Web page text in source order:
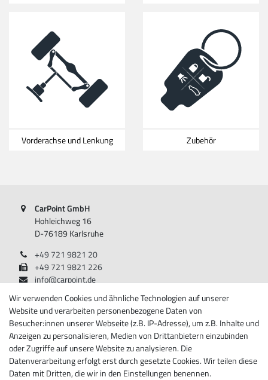
Vorderachse und Lenkung Zubehör
CarPoint GmbH
Hohleichweg 16
D-76189 Karlsruhe
+49 721 9821 20
+49 721 9821 226
info@carpoint.de
Informationen
Über Carpoint
Wir verwenden Cookies und ähnliche Technologien auf unserer
Website und verarbeiten personenbezogene Daten von
Besucher:innen unserer Webseite (z.B. IP-Adresse), um z.B. Inhalte und
Anzeigen zu personalisieren, Medien von Drittanbietern einzubinden
oder Zugriffe auf unsere Website zu analysieren. Die
Datenverarbeitung erfolgt erst durch gesetzte Cookies. Wir teilen diese
Daten mit Dritten, die wir in den Einstellungen benennen.